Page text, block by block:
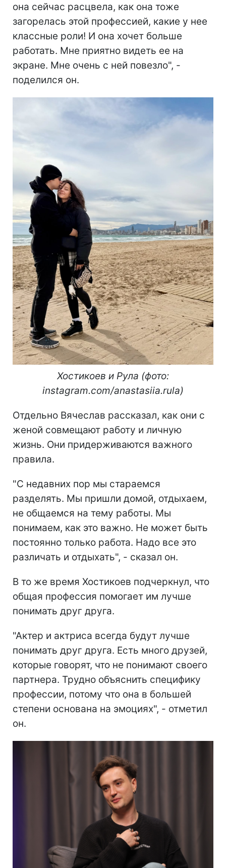
она сейчас расцвела, как она тоже
загорелась этой профессией, какие у нее
классные роли! И она хочет больше
работать. Мне приятно видеть ее на
экране. Мне очень с ней повезло", -
поделился он.
Хостикоев и Рула (фото:
instagram.com/anastasiia.rula)
Отдельно Вячеслав рассказал, как они с
женой совмещают работу и личную
жизнь. Они придерживаются важного
правила.
"С недавних пор мы стараемся
разделять. Мы пришли домой, отдыхаем,
не общаемся на тему работы. Мы
понимаем, как это важно. Не может быть
постоянно только работа. Надо все это
различать и отдыхать", - сказал он.
В то же время Хостикоев подчеркнул, что
общая профессия помогает им лучше
понимать друг друга.
"Актер и актриса всегда будут лучше
понимать друг друга. Есть много друзей,
которые говорят, что не понимают своего
партнера. Трудно объяснить специфику
профессии, потому что она в большей
степени основана на эмоциях", - отметил
он.